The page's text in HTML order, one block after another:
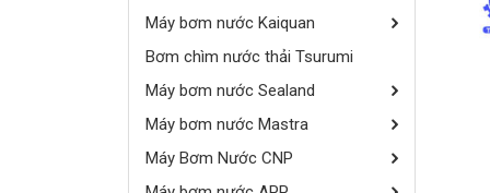
Máy bơm nước Kaiquan
Bơm chìm nước thải Tsurumi
Máy bơm nước Sealand
Máy bơm nước Mastra
Máy Bơm Nước CNP